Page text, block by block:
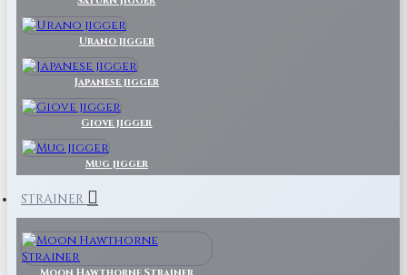
Urano jigger
Japanese jigger
Giove jigger
Mug jigger
STRAINER